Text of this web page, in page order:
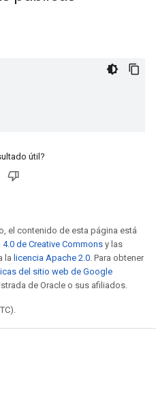
útil?
el contenido de esta página está
de Creative Commons y las
la licencia Apache 2.0. Para obtener
del sitio web de Google
de Oracle o sus afiliados.